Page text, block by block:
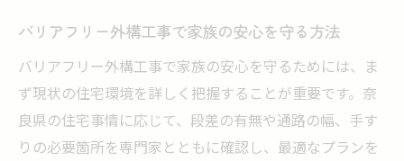
バリアフリー外構工事で家族の安心を守る方法
バリアフリー外構工事で家族の安心を守るためには、ま
ず現状の住宅環境を詳しく把握することが重要です。奈
良県の住宅事情に応じて、段差の有無や通路の幅、手す
りの必要箇所を専門家とともに確認し、最適なプランを